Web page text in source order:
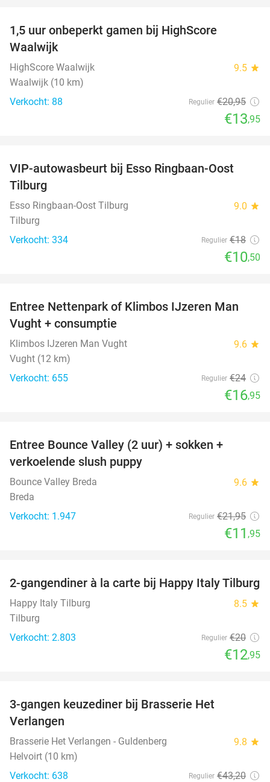
1,5 uur onbeperkt gamen bij HighScore
Waalwijk
HighScore Waalwijk 9.5 star
Waalwijk (10 km)
Verkocht: 88
Regulier €20,95
€13,95
42%
VIP-autowasbeurt bij Esso Ringbaan-Oost
Tilburg
Esso Ringbaan-Oost Tilburg 9.0 star
Tilburg
Verkocht: 334
Regulier €18
€10,50
29%
Entree Nettenpark of Klimbos IJzeren Man
Vught + consumptie
Klimbos IJzeren Man Vught 9.6 star
Vught (12 km)
Verkocht: 655
Regulier €24
€16,95
Entree Bounce Valley (2 uur) + sokken +
verkoelende slush puppy
Bounce Valley Breda 9.6 star
Breda
Verkocht: 1.947
Regulier €21,95
€11 ,95
35%
2-gangendiner à la carte bij Happy Italy Tilburg
Happy Italy Tilburg 8.5 star
Tilburg
Verkocht: 2.803
Regulier €20
€12,95
3-gangen keuzediner bij Brasserie Het
Verlangen
Brasserie Het Verlangen - Guldenberg 9.8 star
Helvoirt (10 km)
Verkocht: 638
Regulier €43,20